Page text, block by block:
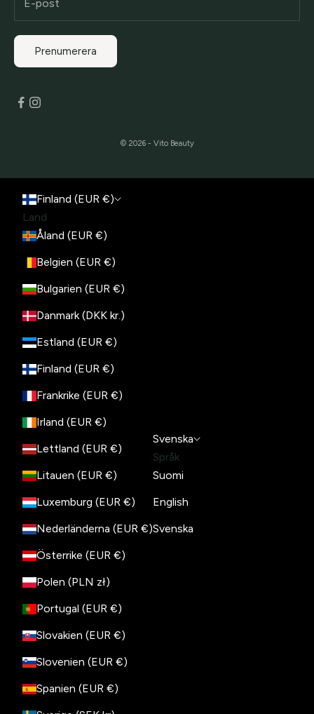
Prenumerera
© 2026 - Vito Beauty
Finland (EUR €)
Land
Åland (EUR €)
Belgien (EUR €)
Bulgarien (EUR €)
Danmark (DKK kr.)
Estland (EUR €)
Finland (EUR €)
Frankrike (EUR €)
Irland (EUR €)
Lettland (EUR €)
Litauen (EUR €)
Luxemburg (EUR €)
Nederländerna (EUR €)
Österrike (EUR €)
Polen (PLN zł)
Portugal (EUR €)
Slovakien (EUR €)
Slovenien (EUR €)
Spanien (EUR €)
Svenska
Språk
Suomi
English
Svenska